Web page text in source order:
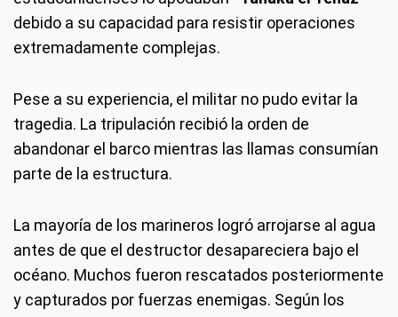
debido a su capacidad para resistir operaciones
extremadamente complejas.
Pese a su experiencia, el militar no pudo evitar la
tragedia. La tripulación recibió la orden de
abandonar el barco mientras las llamas consumían
parte de la estructura.
La mayoría de los marineros logró arrojarse al agua
antes de que el destructor desapareciera bajo el
océano. Muchos fueron rescatados posteriormente
y capturados por fuerzas enemigas. Según los